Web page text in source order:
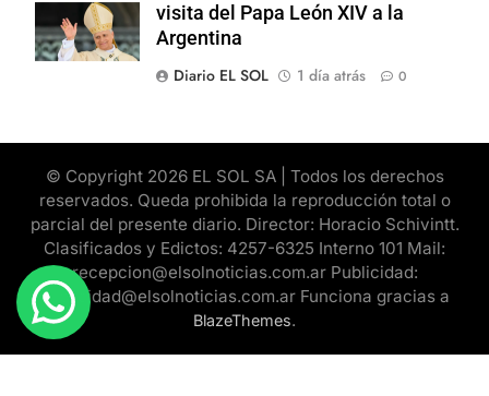
visita del Papa León XIV a la
Argentina
Diario EL SOL
1 día atrás 0
© Copyright 2026 EL SOL SA | Todos los derechos
reservados. Queda prohibida la reproducción total o
parcial del presente diario. Director: Horacio Schivintt.
Clasificados y Edictos: 4257-6325 Interno 101 Mail:
recepcion@elsolnoticias.com.ar Publicidad:
publicidad@elsolnoticias.com.ar Funciona gracias a
BlazeThemes.